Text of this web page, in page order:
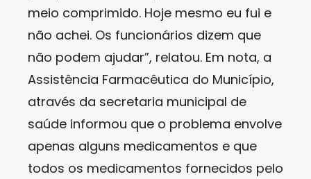
meio comprimido. Hoje mesmo eu fui e
não achei. Os funcionários dizem que
não podem ajudar”, relatou. Em nota, a
Assistência Farmacêutica do Município,
através da secretaria municipal de
saúde informou que o problema envolve
apenas alguns medicamentos e que
todos os medicamentos fornecidos pelo